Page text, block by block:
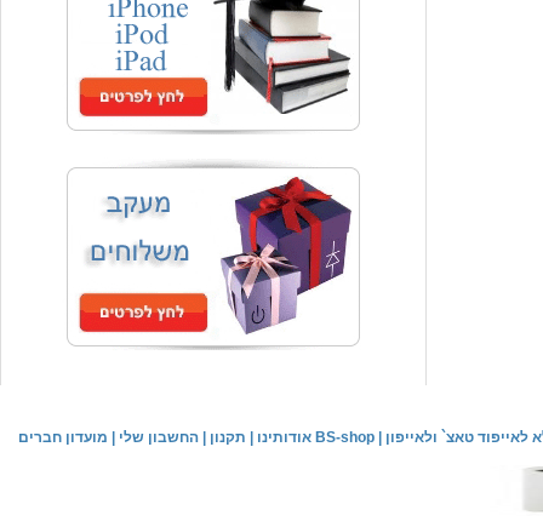
₪59.00
המחיר שלך
משלוח חינם
שעון יד אופנתי
₪59.00
המחיר שלך
משלוח חינם
שעון יד לילדים \ הלו קיטי - לבן
מחיר שוק
המחיר שלך
מועדון חברים החשבון שלי תקנון אודותינו BS-shop טאצ` ולאייפון